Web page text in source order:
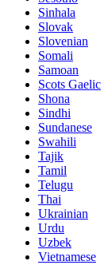
Sinhala
Slovak
Slovenian
Somali
Samoan
Scots Gaelic
Shona
Sindhi
Sundanese
Swahili
Tajik
Tamil
Telugu
Thai
Ukrainian
Urdu
Uzbek
Vietnamese